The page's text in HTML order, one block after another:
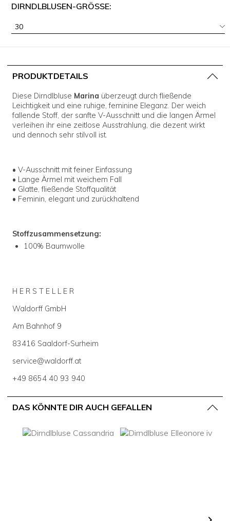
DIRNDLBLUSEN-GRÖSSE:
30
PRODUKTDETAILS
Diese Dirndlbluse Marina überzeugt durch fließende
Leichtigkeit und eine ruhige, feminine Eleganz. Der weich
fallende Stoff, der sanfte V-Ausschnitt und die langen Ärmel
verleihen ihr eine zeitlose Ausstrahlung, die dezent wirkt
und dennoch sehr stilvoll ist.
• V-Ausschnitt mit feiner Einfassung
• Lange Ärmel mit weichem Fall
• Glatte, fließende Stoffqualität
• Feminin, elegant und zurückhaltend
Stoffzusammensetzung:
100% Baumwolle
H E R S T E L L E R
Waldorff GmbH
Am Bahnhof 9
83416 Saaldorf-Surheim
service@waldorff.at
+49 8654 40 93 940
DAS KÖNNTE DIR AUCH GEFALLEN